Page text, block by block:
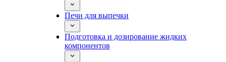
Печи для выпечки
Подготовка и дозирование жидких
компонентов